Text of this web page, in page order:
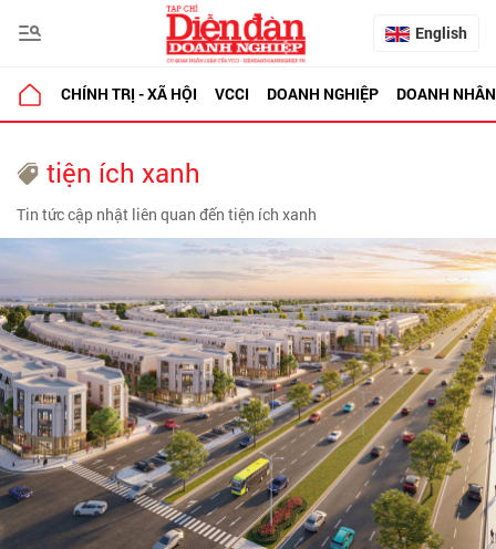
English
CHÍNH TRỊ - XÃ HỘI VCCI DOANH NGHIỆP DOANH NHÂN
tiện ích xanh
Tin tức cập nhật liên quan đến tiện ích xanh